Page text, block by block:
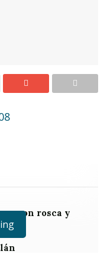
con rosca y